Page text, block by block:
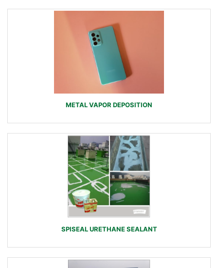
METAL VAPOR DEPOSITION
SPISEAL URETHANE SEALANT